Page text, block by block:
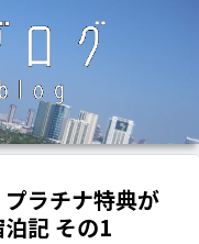
プラチナ特典が
記 その1